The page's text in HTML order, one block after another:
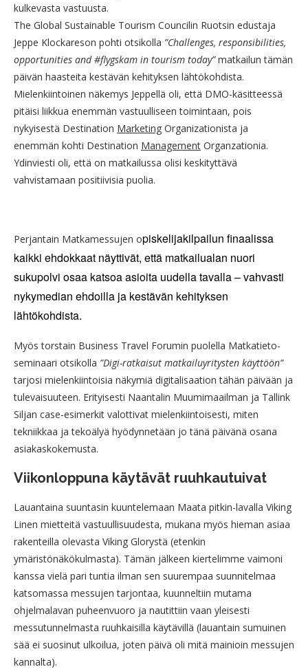
kulkevasta vastuusta.
The Global Sustainable Tourism Councilin Ruotsin edustaja
Jeppe Klockareson pohti otsikolla ”Challenges, responsibilities,
opportunities and #flygskam in tourism today”matkailun tämän
päivän haasteita kestävän kehityksen lähtökohdista.
Mielenkiintoinen näkemys Jeppellä oli, että DMO-käsitteessä
pitäisi liikkua enemmän vastuulliseen toimintaan, pois
nykyisestä Destination Marketing Organizationista ja
enemmän kohti Destination Management Organzationia.
Ydinviesti oli, että on matkailussa olisi keskityttävä
vahvistamaan positiivisia puolia.
Perjantain Matkamessujen opiskelijakilpailun finaalissa
kaikki ehdokkaat näyttivät, että matkailualan nuori
sukupolvi osaa katsoa asioita uudella tavalla – vahvasti
nykymedian ehdoilla ja kestävän kehityksen
lähtökohdista.
Myös torstain Business Travel Forumin puolella Matkatieto-
seminaari otsikolla ”Digi-ratkaisut matkailuyritysten käyttöön”
tarjosi mielenkiintoisia näkymiä digitalisaation tähän päivään ja
tulevaisuuteen. Erityisesti Naantalin Muumimaailman ja Tallink
Siljan case-esimerkit valottivat mielenkiintoisesti, miten
tekniikkaa ja tekoälyä hyödynnetään jo tänä päivänä osana
asiakaskokemusta.
Viikonloppuna käytävät ruuhkautuivat
Lauantaina suuntasin kuuntelemaan Maata pitkin-lavalla Viking
Linen mietteitä vastuullisuudesta, mukana myös hieman asiaa
rakenteilla olevasta Viking Glorystä (etenkin
ymäristönäkökulmasta). Tämän jälkeen kiertelimme vaimoni
kanssa vielä pari tuntia ilman sen suurempaa suunnitelmaa
katsomassa messujen tarjontaa, kuunneltiin mutama
ohjelmalavan puheenvuoro ja nautittiin vaan yleisesti
messutunnelmasta ruuhkaisilla käytävillä (lauantain sumuinen
sää ei suosinut ulkoilua, joten päivä oli mitä mainioin messujen
kannalta).